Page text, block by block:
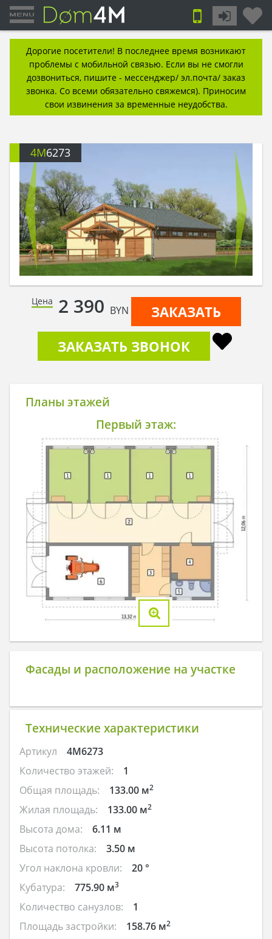
Дорогие посетители! В последнее время возникают
проблемы с мобильной связью. Если вы не смогли
дозвониться, пишите - мессенджер/ эл.почта/ заказ
звонка. Со всеми обязательно свяжемся). Приносим
свои извинения за временные неудобства.
4M6273
Цена 2 390 BYN
ЗАКАЗАТЬ
ЗАКАЗАТЬ ЗВОНОК
Планы этажей
Первый этаж:
Фасады и расположение на участке
Технические характеристики
Артикул
4M6273
Количество этажей:
1
Общая площадь:
133.00 м2
Жилая площадь: 133.00 м2
Высота дома:
6.11 м
Высота потолка:
3.50 м
Угол наклона кровли:
20 °
Кубатура:
775.90 м3
Количество санузлов:
1
Площадь застройки:
158.76 м2